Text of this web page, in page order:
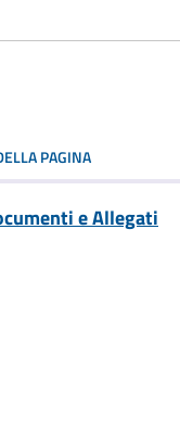
PAGINA
e Allegati